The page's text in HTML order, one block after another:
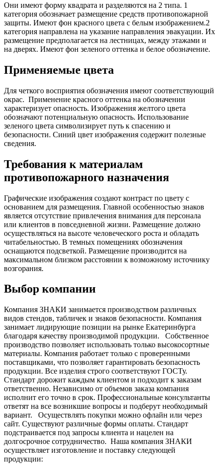
Они имеют форму квадрата и разделяются на 2 типа. 1
категория обозначает размещение средств противопожарной
защиты. Имеют фон красного цвета с белым изображением.2
категория направлена на указание направления эвакуации. Их
размещение предполагается на лестницах, между этажами и
на дверях. Имеют фон зеленого оттенка и белое обозначение.
Применяемые цвета
Для четкого восприятия обозначения имеют соответствующий
окрас. Применение красного оттенка на обозначении
характеризует опасность. Изображения желтого цвета
обозначают потенциальную опасность. Использование
зеленого цвета символизирует путь к спасению и
безопасности. Синий цвет изображения содержит полезные
сведения.
Требования к материалам
противопожарного назначения
Графические изображения создают контраст по цвету с
основанием для размещения. Главной особенностью знаков
является отсутствие привлечения внимания для персонала
или клиентов в повседневной жизни. Размещение должно
осуществляться на высоте человеческого роста и обладать
читабельностью. В темных помещениях обозначения
оснащаются подсветкой. Размещение производится на
максимальном близком расстоянии к возможному источнику
возгорания.
Выбор компании
Компания ЗНАКИ занимается производством различных
видов стендов, табличек и знаков безопасности. Компания
занимает лидирующие позиции на рынке Екатеринбурга
благодаря качеству производимой продукции.
Собственное
производство позволяет использовать только высокосортные
материалы. Компания работает только с проверенными
поставщиками, что позволяет гарантировать безопасность
продукции. Все изделия строго соответствуют ГОСТу.
Стандарт дорожит каждым клиентом и подходит к заказам
ответственно. Независимо от объемов заказа компания
исполнит его точно в срок. Профессиональные консультанты
ответят на все возникшие вопросы и подберут необходимый
вариант.
Осуществлять покупки можно офлайн или через
сайт. Существуют различные формы оплаты. Стандарт
подстраивается под запросы клиента и нацелен на
долгосрочное сотрудничество. Наша компания ЗНАКИ
осуществляет изготовление и поставку следующей
продукции: